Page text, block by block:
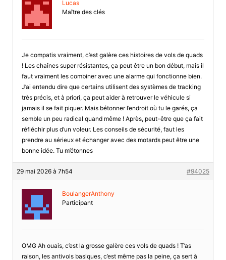
Lucas
Maître des clés
Je compatis vraiment, c’est galère ces histoires de vols de quads
! Les chaînes super résistantes, ça peut être un bon début, mais il
faut vraiment les combiner avec une alarme qui fonctionne bien.
J’ai entendu dire que certains utilisent des systèmes de tracking
très précis, et à priori, ça peut aider à retrouver le véhicule si
jamais il se fait piquer. Mais bétonner l’endroit où tu le garés, ça
semble un peu radical quand même ! Après, peut-être que ça fait
réfléchir plus d’un voleur. Les conseils de sécurité, faut les
prendre au sérieux et échanger avec des motards peut être une
bonne idée. Tu m’étonnes
29 mai 2026 à 7h54 #94025
BoulangerAnthony
Participant
OMG Ah ouais, c’est la grosse galère ces vols de quads ! T’as
raison, les antivols basiques, c’est même pas la peine, ça sert à